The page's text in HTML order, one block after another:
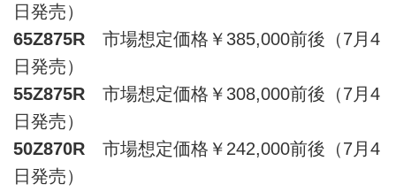
日発売）
65Z875R 市場想定価格￥385,000前後（7月4
日発売）
55Z875R 市場想定価格￥308,000前後（7月4
日発売）
50Z870R 市場想定価格￥242,000前後（7月4
日発売）